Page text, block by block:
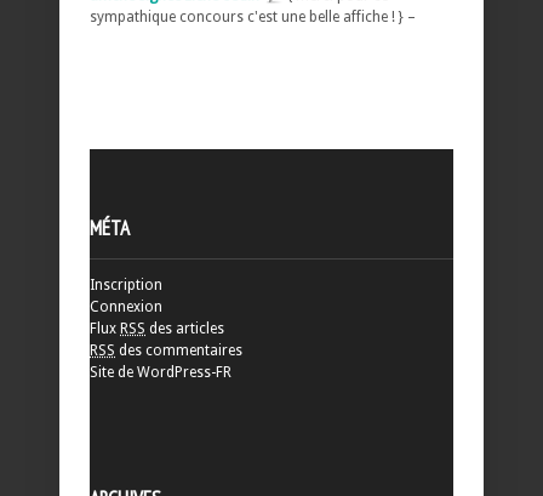
sympathique concours c'est une belle affiche ! } –
MÉTA
Inscription
Connexion
Flux RSS des articles
RSS des commentaires
Site de WordPress-FR